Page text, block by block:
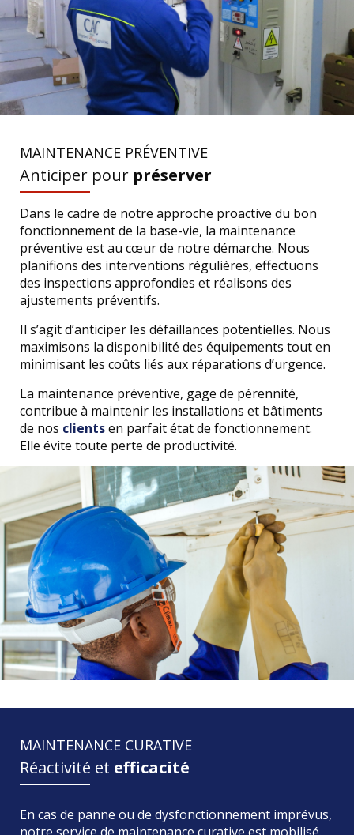
MAINTENANCE PRÉVENTIVE
Anticiper pour préserver
Dans le cadre de notre approche proactive du bon
fonctionnement de la base-vie, la maintenance
préventive est au cœur de notre démarche. Nous
planifions des interventions régulières, effectuons
des inspections approfondies et réalisons des
ajustements préventifs.
Il s’agit d’anticiper les défaillances potentielles. Nous
maximisons la disponibilité des équipements tout en
minimisant les coûts liés aux réparations d’urgence.
La maintenance préventive, gage de pérennité,
contribue à maintenir les installations et bâtiments
de nos clientsen parfait état de fonctionnement.
Elle évite toute perte de productivité.
MAINTENANCE CURATIVE
Réactivité et efficacité
En cas de panne ou de dysfonctionnement imprévus,
notre service de maintenance curative est mobilisé.